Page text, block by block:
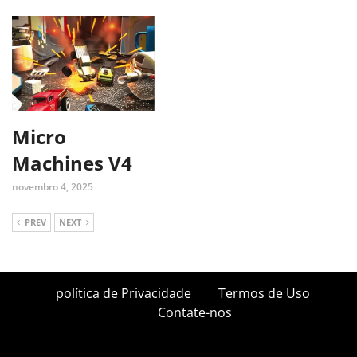
Micro
Machines V4
novembro 4, 2025
PREV NEXT
política de Privacidade
Termos de Uso
Contate-nos